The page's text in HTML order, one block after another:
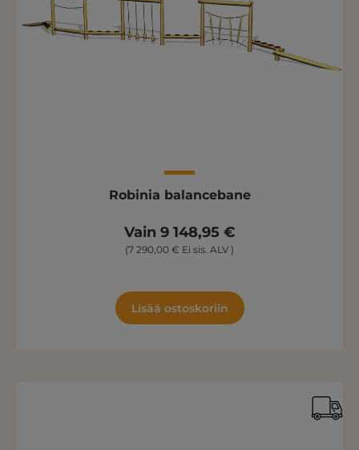
Robinia balancebane
Vain 9 148,95 €
(7 290,00 € Ei sis. ALV )
Lisää ostoskoriin